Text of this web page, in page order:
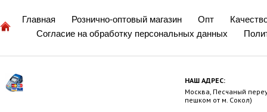
Главная Рознично-оптовый магазин Опт
Согласие на обработку персональных данных
НАШ АДРЕС:
Москва, Песчаный
пешком от м. Сокол)